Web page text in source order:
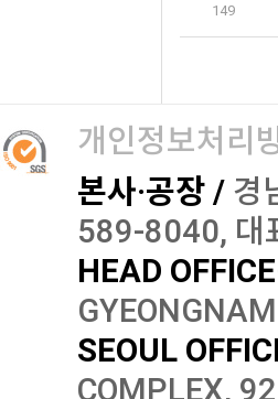
149
개인정보처리
본사·공장 / 경
589-8040, 대
HEAD
SEOUL
COMPLEX,